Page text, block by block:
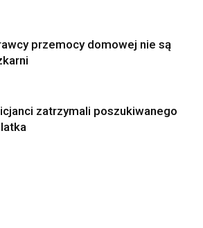
przemocy domowej nie są
zatrzymali poszukiwanego